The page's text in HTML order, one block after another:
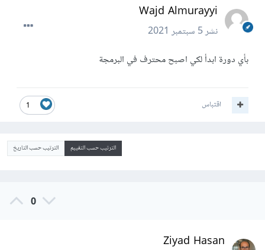
Wajd Almurayyi
نشر5 سبتمبر 2021
بأي دورة ابدأ لكي اصبح محترف في البرمجة
1 اقتباس
الترتيب حسب التقييم الترتيب حسب التاريخ
0
Ziyad Hasan